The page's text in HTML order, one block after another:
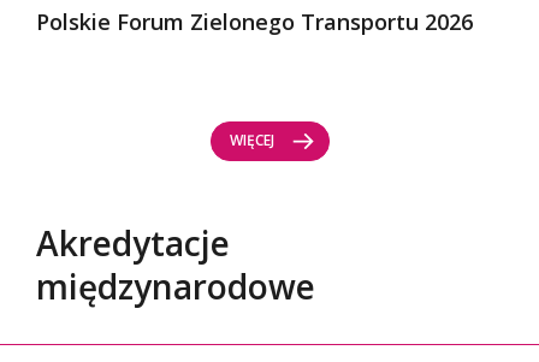
Polskie Forum Zielonego Transportu 2026
WIĘCEJ
Akredytacje
międzynarodowe